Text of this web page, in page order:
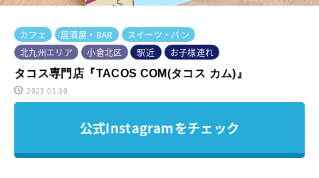
カフェ 居酒屋・BAR
スイーツ・パン
北九州エリア
小倉北区 駅近
お子様連れ
タコス専門店『TACOS COM(タコス カム)』
2023.01.30
公式Instagramをチェック